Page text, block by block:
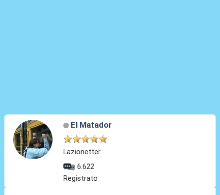
El Matador
Lazionetter
6.622
Registrato